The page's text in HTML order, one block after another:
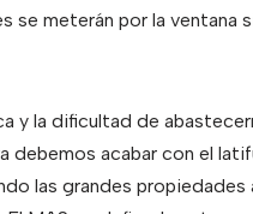
se meterán por la ventana
y la dificultad de
debemos acabar con el
las grandes